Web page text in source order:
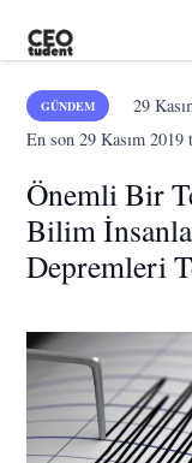
GÜNDEM 29
En son29 Kasım 2019
Önemli Bir
Bilim
Depremleri